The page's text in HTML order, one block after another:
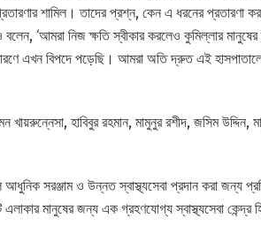
শামিল। তাদের প্রশ্ন, কেন এ ধরনের প্রতারণা
‘আমরা নিজ ক্ষতি স্বীকার করলেও কুমিল্লার মানুষের
এখন বিপদে পড়েছি। আমরা অতি দ্রুত এই
খায়রুন্নেসা, হাবিবুর রহমান, মামুনুর রশীদ, জসিম উদ্দিন,
সরঞ্জাম ও উন্নত স্বাস্থ্যসেবা প্রদান করা জন্য
মানুষের জন্য এক গ্রহণযোগ্য স্বাস্থ্যসেবা কেন্দ্র